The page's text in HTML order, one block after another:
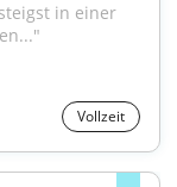
in einer
Vollzeit